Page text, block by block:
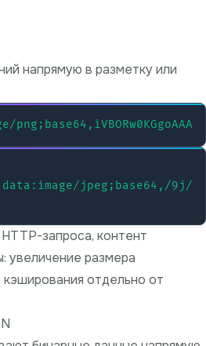
напрямую в разметку или
jpeg;base64,/9j/
запроса, контент
увеличение размера
отдельно от